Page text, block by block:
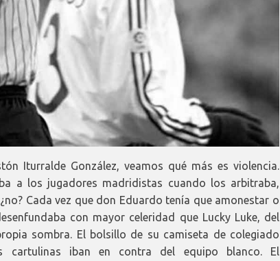
Iturralde González, veamos qué más es violencia.
a los jugadores madridistas cuando los arbitraba,
Cada vez que don Eduardo tenía que amonestar o
con mayor celeridad que Lucky Luke, del
sombra. El bolsillo de su camiseta de colegiado
cartulinas iban en contra del equipo blanco. El